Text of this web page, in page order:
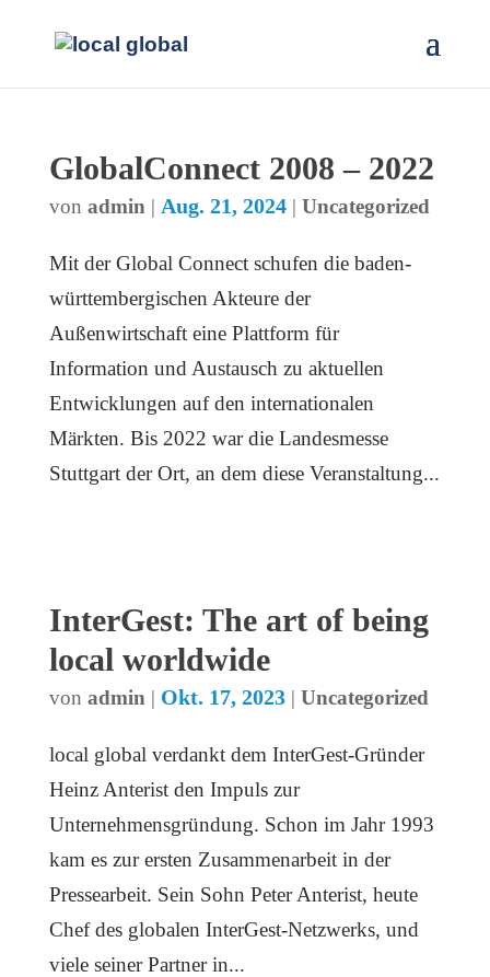
GlobalConnect 2008 – 2022
von admin | Aug. 21, 2024| Uncategorized
Mit der Global Connect schufen die baden-
württembergischen Akteure der
Außenwirtschaft eine Plattform für
Information und Austausch zu aktuellen
Entwicklungen auf den internationalen
Märkten. Bis 2022 war die Landesmesse
Stuttgart der Ort, an dem diese Veranstaltung...
InterGest: The art of being
local worldwide
von admin | Okt. 17, 2023| Uncategorized
local global verdankt dem InterGest-Gründer
Heinz Anterist den Impuls zur
Unternehmensgründung. Schon im Jahr 1993
kam es zur ersten Zusammenarbeit in der
Pressearbeit. Sein Sohn Peter Anterist, heute
Chef des globalen InterGest-Netzwerks, und
viele seiner Partner in...